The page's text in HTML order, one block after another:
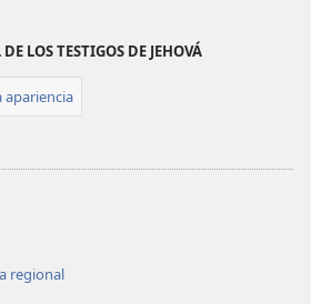
de 2014 |
de
de 2014 |
de
LOS TESTIGOS DE JEHOVÁ
apariencia
regional